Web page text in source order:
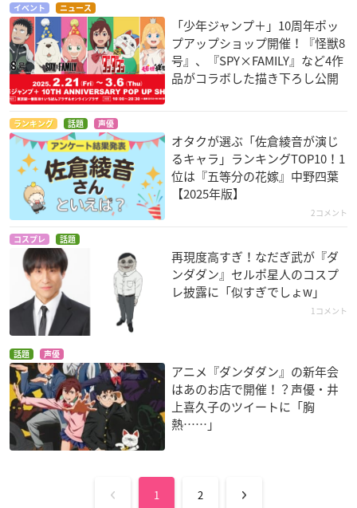
イベント ニュース
「少年ジャンプ＋」10周年ポッ
プアップショップ開催！『怪獣8
号』、『SPY×FAMILY』など4作
品がコラボした描き下ろし公開
ランキング 話題 声優
オタクが選ぶ「佐倉綾音が演じ
るキャラ」ランキングTOP10！1
位は『五等分の花嫁』中野四葉
【2025年版】
2コメント
コスプレ 話題
再現度高すぎ！なだぎ武が『ダ
ンダダン』セルポ星人のコスプ
レ披露に「似すぎでしょw」
1コメント
話題 声優
アニメ『ダンダダン』の新年会
はあのお店で開催！？声優・井
上喜久子のツイートに「胸
熱……」
1 2